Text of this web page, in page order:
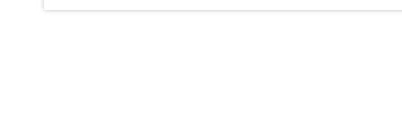
Fuel Contents Gauging Probe Test Rig – Light Combat